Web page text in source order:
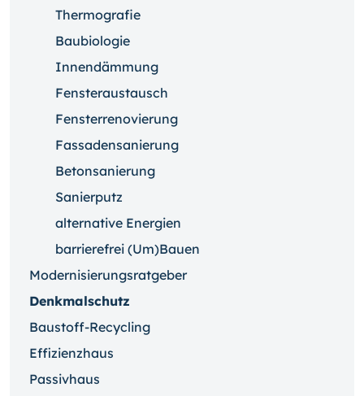
Thermografie
Baubiologie
Innendämmung
Fensteraustausch
Fensterrenovierung
Fassadensanierung
Betonsanierung
Sanierputz
alternative Energien
barrierefrei (Um)Bauen
Modernisierungsratgeber
Denkmalschutz
Baustoff-Recycling
Effizienzhaus
Passivhaus